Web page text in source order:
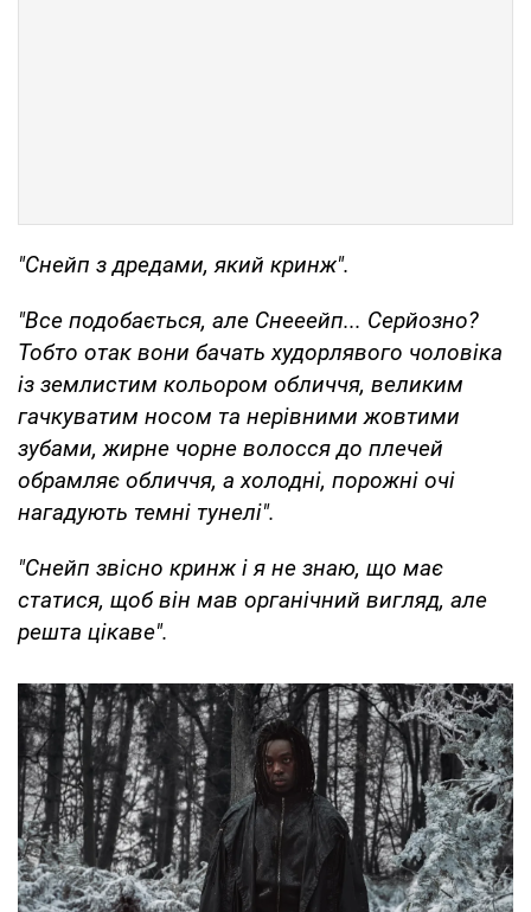
"Снейп з дредами, який кринж".
"Все подобається, але Снееейп... Серйозно?
Тобто отак вони бачать худорлявого чоловіка
із землистим кольором обличчя, великим
гачкуватим носом та нерівними жовтими
зубами, жирне чорне волосся до плечей
обрамляє обличчя, а холодні, порожні очі
нагадують темні тунелі".
"Снейп звісно кринж і я не знаю, що має
статися, щоб він мав органічний вигляд, але
решта цікаве".